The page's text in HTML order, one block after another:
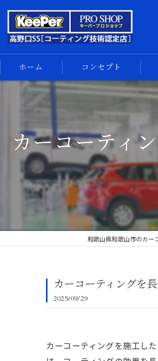
ホーム コンセプト
カーコーティ
和歌山県和歌山市のカー
カーコーティングを
2025/09/29
カーコーティングを施工し